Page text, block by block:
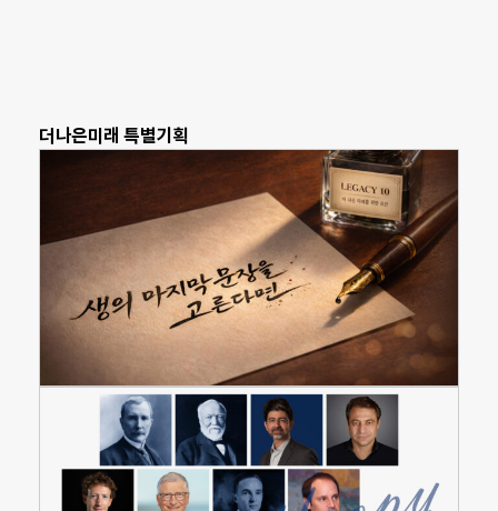
더나은미래 특별기획